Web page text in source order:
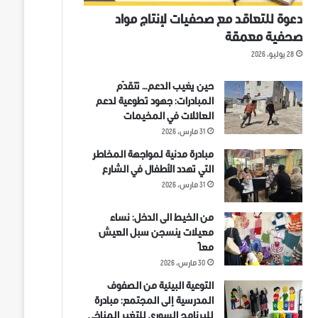
دعوة للتعاقد مع صحفيات لإنتاج مواد
صحفية معمقة
28 يوليو، 2026
حين يغيب الدعم… تتقدّم
المبادرات: جهود تطوعية لدعم
العائلات في المخيمات
31 مارس، 2026
مبادرة مدنية لمواجهة المخاطر
التي تهدد الأطفال في الشارع
31 مارس، 2026
من الخيط الى الدخل: نساء
معيلات ينسجن سبل العيش
معاً
30 مارس، 2026
التوعية البيئية من الصفوف
المدرسية إلى المجتمع: مبادرة